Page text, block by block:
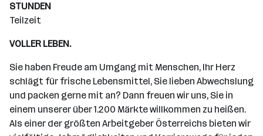
STUNDEN
Teilzeit
VOLLER LEBEN.
Sie haben Freude am Umgang mit Menschen, Ihr Herz
schlägt für frische Lebensmittel, Sie lieben Abwechslung
und packen gerne mit an? Dann freuen wir uns, Sie in
einem unserer über 1.200 Märkte willkommen zu heißen.
Als einer der größten Arbeitgeber Österreichs bieten wir